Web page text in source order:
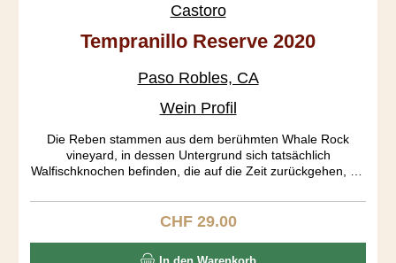
Castoro
Tempranillo Reserve 2020
Paso Robles, CA
Wein Profil
Die Reben stammen aus dem berühmten Whale Rock
vineyard, in dessen Untergrund sich tatsächlich
Walfischknochen befinden, die auf die Zeit zurückgehen, als
CCOF organisch zertifiziert. Eine wunderbar helle Frucht
fügt sich in einen mittelschweren Körper ein. Dieser Sipper
Regulärer Preis:
CHF 29.00